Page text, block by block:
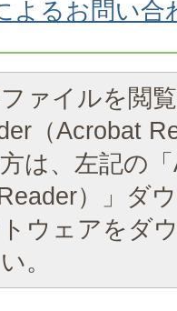
よるお問い合
ァイルを閲
（Acrobat
は、左記の
）」ダ
ウェアをダ
。